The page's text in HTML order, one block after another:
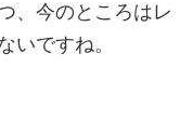
、今のところはレ
いですね。